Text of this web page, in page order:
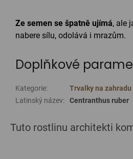
Ze semen se špatně ujímá, ale
nabere sílu, odolává i mrazům.
Doplňkové
Kategorie:
Trvalky na zahradu
Latinský název: Centranthus ruber